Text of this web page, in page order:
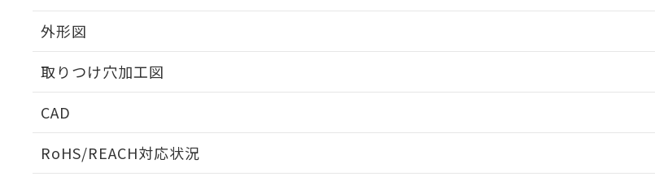
外形図
取りつけ穴加工図
CAD
RoHS/REACH対応状況